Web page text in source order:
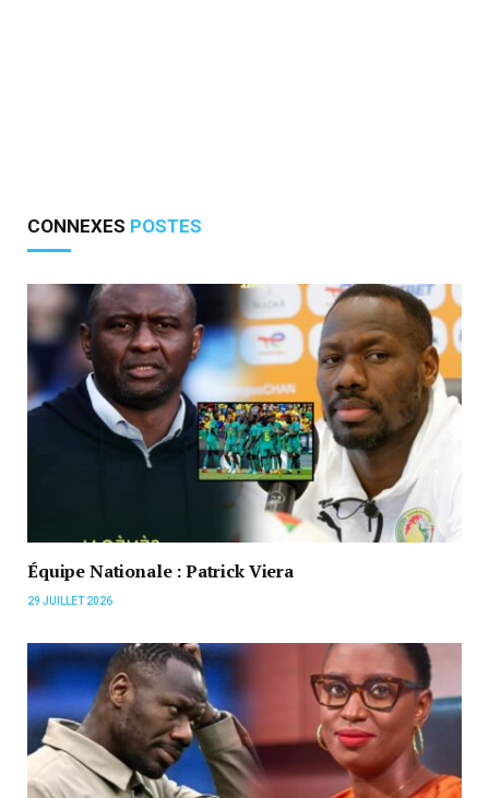
CONNEXES POSTES
Équipe Nationale : Patrick Viera
29 JUILLET 2026